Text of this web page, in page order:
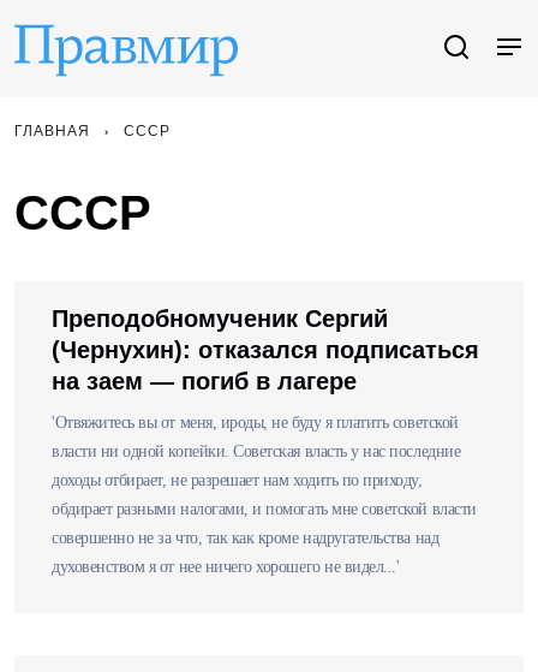
ГЛАВНАЯ СССР
СССР
Преподобномученик Сергий
(Чернухин): отказался подписаться
на заем — погиб в лагере
'Отвяжитесь вы от меня, ироды, не буду я платить советской
власти ни одной копейки. Советская власть у нас последние
доходы отбирает, не разрешает нам ходить по приходу,
обдирает разными налогами, и помогать мне советской власти
совершенно не за что, так как кроме надругательства над
духовенством я от нее ничего хорошего не видел...'